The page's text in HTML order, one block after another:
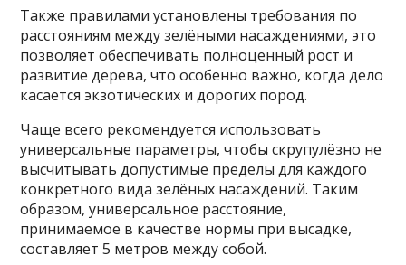
Также правилами установлены требования по
расстояниям между зелёными насаждениями, это
позволяет обеспечивать полноценный рост и
развитие дерева, что особенно важно, когда дело
касается экзотических и дорогих пород.
Чаще всего рекомендуется использовать
универсальные параметры, чтобы скрупулёзно не
высчитывать допустимые пределы для каждого
конкретного вида зелёных насаждений. Таким
образом, универсальное расстояние,
принимаемое в качестве нормы при высадке,
составляет 5 метров между собой.